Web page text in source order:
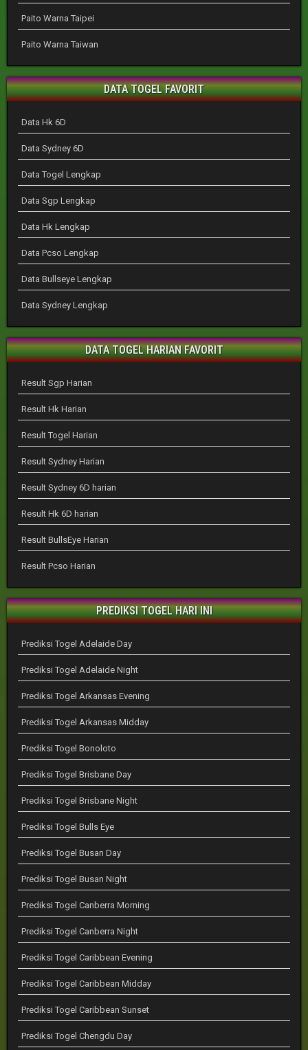
Paito Warna Taipei
Paito Warna Taiwan
DATA TOGEL FAVORIT
Data Hk 6D
Data Sydney 6D
Data Togel Lengkap
Data Sgp Lengkap
Data Hk Lengkap
Data Pcso Lengkap
Data Bullseye Lengkap
Data Sydney Lengkap
DATA TOGEL HARIAN FAVORIT
Result Sgp Harian
Result Hk Harian
Result Togel Harian
Result Sydney Harian
Result Sydney 6D harian
Result Hk 6D harian
Result BullsEye Harian
Result Pcso Harian
PREDIKSI TOGEL HARI INI
Prediksi Togel Adelaide Day
Prediksi Togel Adelaide Night
Prediksi Togel Arkansas Evening
Prediksi Togel Arkansas Midday
Prediksi Togel Bonoloto
Prediksi Togel Brisbane Day
Prediksi Togel Brisbane Night
Prediksi Togel Bulls Eye
Prediksi Togel Busan Day
Prediksi Togel Busan Night
Prediksi Togel Canberra Morning
Prediksi Togel Canberra Night
Prediksi Togel Caribbean Evening
Prediksi Togel Caribbean Midday
Prediksi Togel Caribbean Sunset
Prediksi Togel Chengdu Day